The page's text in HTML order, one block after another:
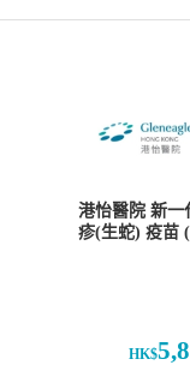
港怡醫院 新一
疹(生蛇) 疫苗
HK$